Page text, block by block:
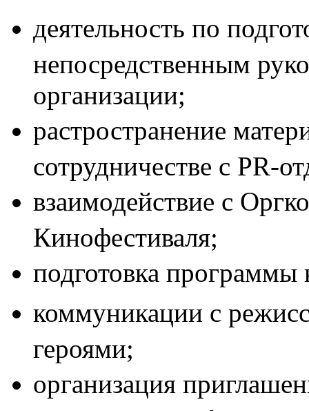
деятельность по
непосредственным
организации;
растространение
сотрудничестве с PR-
взаимодействие с
Кинофестиваля;
подготовка программы
коммуникации с
героями;
организация